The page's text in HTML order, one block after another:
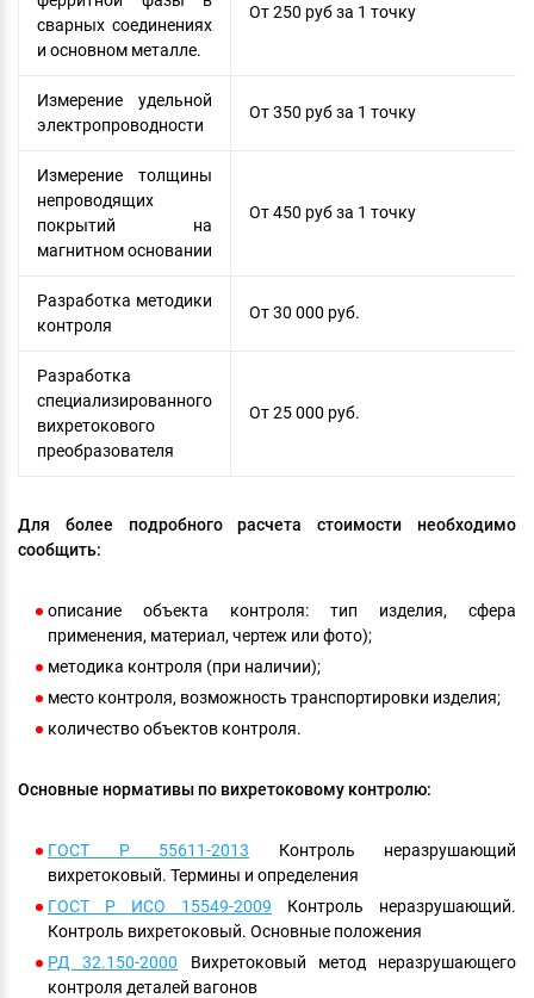
сварных соединениях
и основном металле.
От 250 руб за 1 точку
Измерение удельной
электропроводности
От 350 руб за 1 точку
Измерение толщины
непроводящих
покрытий на
магнитном основании
От 450 руб за 1 точку
Разработка методики
контроля
От 30 000 руб.
Разработка
специализированного
вихретокового
преобразователя
От 25 000 руб.
Для более подробного расчета стоимости необходимо
сообщить:
описание объекта контроля: тип изделия, сфера
применения, материал, чертеж или фото);
методика контроля (при наличии);
место контроля, возможность транспортировки изделия;
количество объектов контроля.
Основные нормативы по вихретоковому контролю:
ГОСТ Р 55611-2013 Контроль неразрушающий
вихретоковый. Термины и определения
ГОСТ Р ИСО 15549-2009 Контроль неразрушающий.
Контроль вихретоковый. Основные положения
РД 32.150-2000 Вихретоковый метод неразрушающего
контроля деталей вагонов